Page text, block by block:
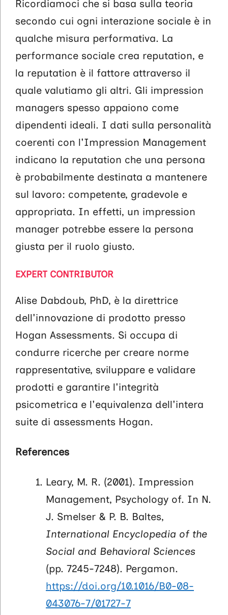
Ricordiamoci che si basa sulla teoria
secondo cui ogni interazione sociale è in
qualche misura performativa. La
performance sociale crea reputation, e
la reputation è il fattore attraverso il
quale valutiamo gli altri. Gli impression
managers spesso appaiono come
dipendenti ideali. I dati sulla personalità
coerenti con l'Impression Management
indicano la reputation che una persona
è probabilmente destinata a mantenere
sul lavoro: competente, gradevole e
appropriata. In effetti, un impression
manager potrebbe essere la persona
giusta per il ruolo giusto.
EXPERT CONTRIBUTOR
Alise Dabdoub, PhD, è la direttrice
dell'innovazione di prodotto presso
Hogan Assessments. Si occupa di
condurre ricerche per creare norme
rappresentative, sviluppare e validare
prodotti e garantire l'integrità
psicometrica e l'equivalenza dell'intera
suite di assessments Hogan.
References
Leary, M. R. (2001). Impression
Management, Psychology of. In N.
J. Smelser & P. B. Baltes,
International Encyclopedia of the
Social and Behavioral Sciences
(pp. 7245-7248). Pergamon.
https://doi.org/10.1016/B0-08-
043076-7/01727-7